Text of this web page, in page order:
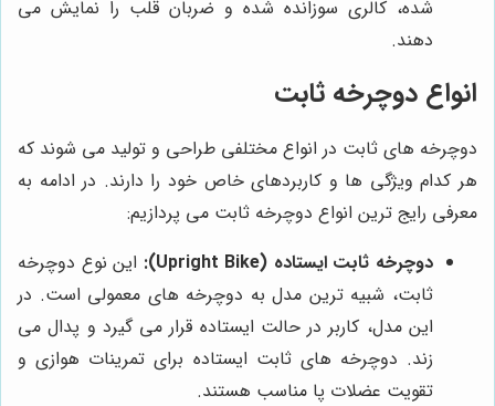
شده، کالری سوزانده شده و ضربان قلب را نمایش می
دهند.
انواع دوچرخه ثابت
دوچرخه های ثابت در انواع مختلفی طراحی و تولید می شوند که
هر کدام ویژگی ها و کاربردهای خاص خود را دارند. در ادامه به
معرفی رایج ترین انواع دوچرخه ثابت می پردازیم:
دوچرخه ثابت ایستاده (Upright Bike):
این نوع دوچرخه
ثابت، شبیه ترین مدل به دوچرخه های معمولی است. در
این مدل، کاربر در حالت ایستاده قرار می گیرد و پدال می
زند. دوچرخه های ثابت ایستاده برای تمرینات هوازی و
تقویت عضلات پا مناسب هستند.